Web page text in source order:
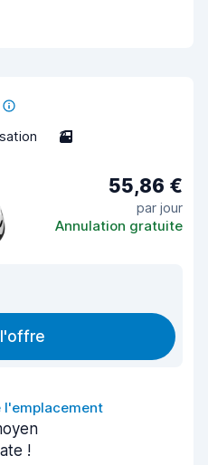
3
55,86 €
par jour
Annulation gratuite
!